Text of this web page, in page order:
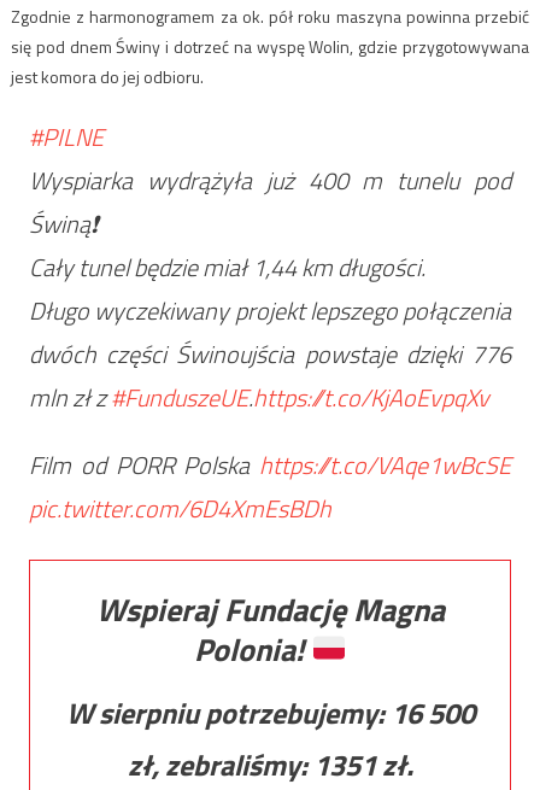
Zgodnie z harmonogramem za ok. pół roku maszyna powinna przebić
się pod dnem Świny i dotrzeć na wyspę Wolin, gdzie przygotowywana
jest komora do jej odbioru.
#PILNE
Wyspiarka wydrążyła już 400 m tunelu pod
Świną❗
Cały tunel będzie miał 1,44 km długości.
Długo wyczekiwany projekt lepszego połączenia
dwóch części Świnoujścia powstaje dzięki 776
mln zł z#FunduszeUE.https://t.co/KjAoEvpqXv
Film od PORR Polska https://t.co/VAqe1wBcSE
pic.twitter.com/6D4XmEsBDh
Wspieraj Fundację Magna
Polonia!
W sierpniu potrzebujemy: 16 500
zł, zebraliśmy: 1351zł.